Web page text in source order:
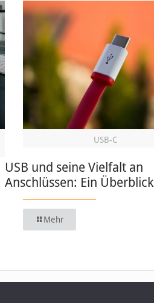
USB-C
USB und seine Vielfalt an
Anschlüssen: Ein Überblick
Mehr